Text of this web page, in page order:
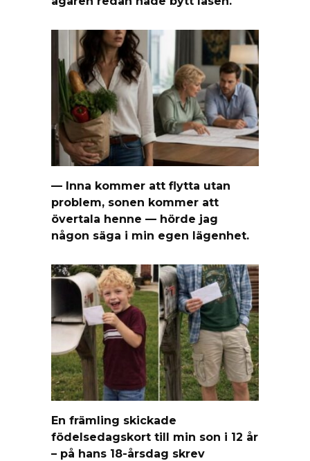
— Inna kommer att flytta utan
problem, sonen kommer att
övertala henne — hörde jag
någon säga i min egen lägenhet.
En främling skickade
födelsedagskort till min son i 12 år
– på hans 18-årsdag skrev